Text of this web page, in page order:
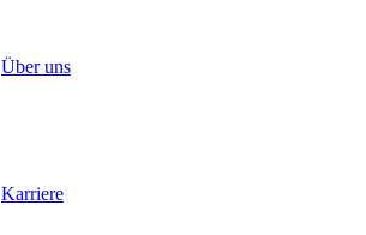
Über uns
Karriere